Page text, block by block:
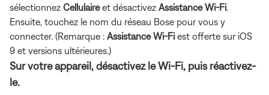
sélectionnez Cellulaireet désactivez Assistance Wi-Fi.
Ensuite, touchez le nom du réseau Bose pour vous y
connecter. (Remarque : Assistance Wi-Fi est offerte sur iOS
9 et versions ultérieures.)
Sur votre appareil, désactivez le Wi-Fi, puis réactivez-
le.